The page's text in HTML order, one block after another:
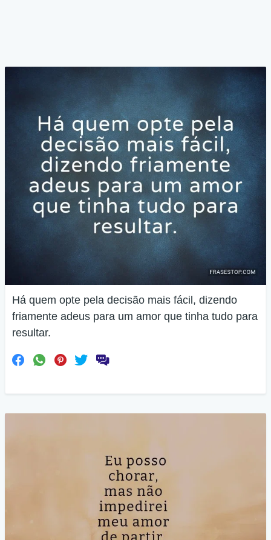
Há quem opte pela decisão mais fácil, dizendo
friamente adeus para um amor que tinha tudo para
resultar.